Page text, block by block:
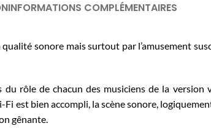
INFORMATIONS COMPLÉMENTAIRES
sonore mais surtout par l’amusement
rôle de chacun des musiciens de la
est bien accompli, la scène sonore,
gênante.